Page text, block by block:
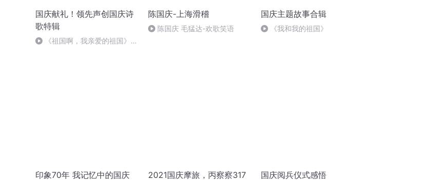
国庆献礼！领先声创国庆诗
歌特辑
《祖国啊，我亲爱的祖国》温
陈国庆-上海滑稽
陈国庆 毛猛达-欢歌笑语
国庆主题故事合辑
《我和我的祖国》
印象70年 我记忆中的国庆
2021国庆摩旅，丙察察317
国庆阅兵仪式感悟